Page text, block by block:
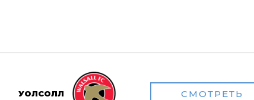
УОЛСОЛЛ СМОТРЕТЬ